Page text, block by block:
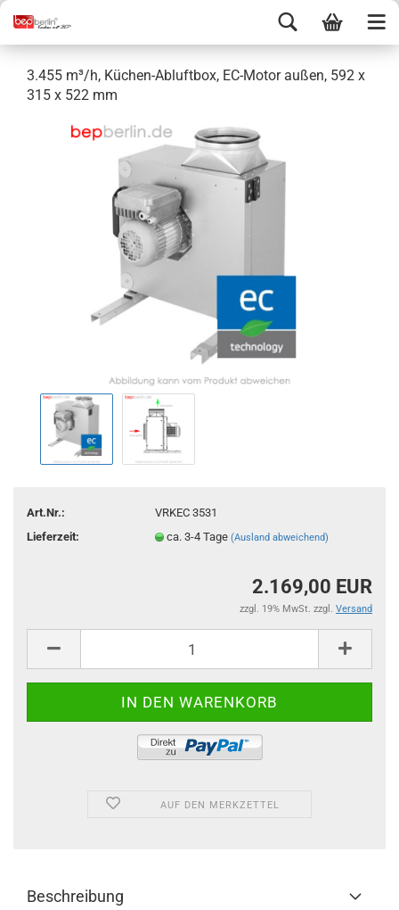
3.455 m³/h, Küchen-Abluftbox, EC-Motor außen, 592 x
315 x 522 mm
Art.Nr.:
VRKEC 3531
Lieferzeit:
ca. 3-4 Tage(Ausland abweichend)
2.169,00 EUR
zzgl. 19% MwSt. zzgl. Versand
AUF DEN MERKZETTEL
Beschreibung